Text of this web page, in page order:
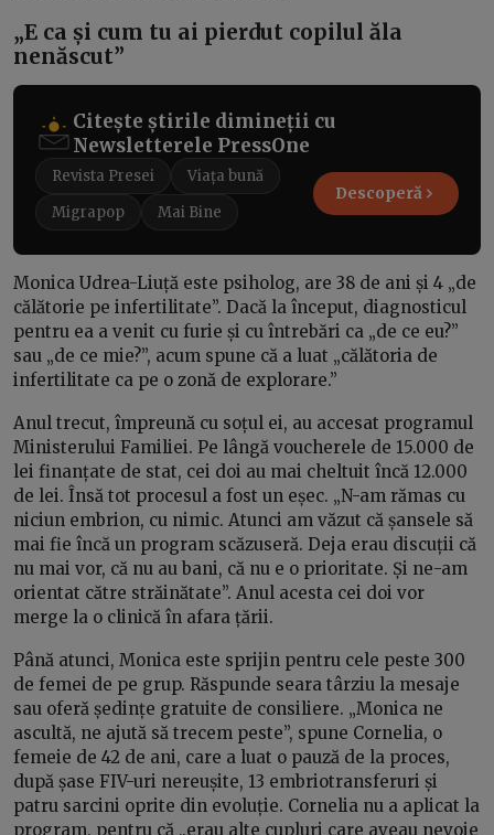
„E ca și cum tu ai pierdut copilul ăla
nenăscut”
Citește știrile dimineții cu
Newsletterele PressOne
Revista Presei
Viața bună
Migrapop
Mai Bine
Descoperă
Monica Udrea-Liuță este psiholog, are 38 de ani și 4 „de
călătorie pe infertilitate”. Dacă la început, diagnosticul
pentru ea a venit cu furie și cu întrebări ca „de ce eu?”
sau „de ce mie?”, acum spune că a luat „călătoria de
infertilitate ca pe o zonă de explorare.”
Anul trecut, împreună cu soțul ei, au accesat programul
Ministerului Familiei. Pe lângă voucherele de 15.000 de
lei finanțate de stat, cei doi au mai cheltuit încă 12.000
de lei. Însă tot procesul a fost un eșec. „N-am rămas cu
niciun embrion, cu nimic. Atunci am văzut că șansele să
mai fie încă un program scăzuseră. Deja erau discuții că
nu mai vor, că nu au bani, că nu e o prioritate. Și ne-am
orientat către străinătate”. Anul acesta cei doi vor
merge la o clinică în afara țării.
Până atunci, Monica este sprijin pentru cele peste 300
de femei de pe grup. Răspunde seara târziu la mesaje
sau oferă ședințe gratuite de consiliere. „Monica ne
ascultă, ne ajută să trecem peste”, spune Cornelia, o
femeie de 42 de ani, care a luat o pauză de la proces,
după șase FIV-uri nereușite, 13 embriotransferuri și
patru sarcini oprite din evoluție. Cornelia nu a aplicat la
program, pentru că „erau alte cupluri care aveau nevoie